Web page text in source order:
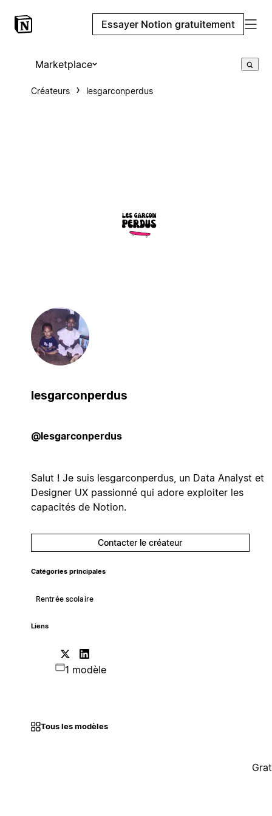
Essayer Notion gratuitement
Marketplace
Créateurs lesgarconperdus
lesgarconperdus
@lesgarconperdus
Salut ! Je suis lesgarconperdus, un Data Analyst et
Designer UX passionné qui adore exploiter les
capacités de Notion.
Contacter le créateur
Catégories principales
Rentrée scolaire
Liens
1 modèle
Tous les modèles